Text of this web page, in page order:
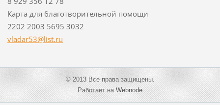
Карта для благотворительной помощи
2202 2003 5695 3032
vladar53@list.ru
© 2013 Все права защищены.
Работает наWebnode